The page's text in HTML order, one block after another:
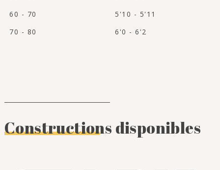
60 - 70
5'10 - 5'11
70 - 80
6'0 - 6'2
Constructions disponibles